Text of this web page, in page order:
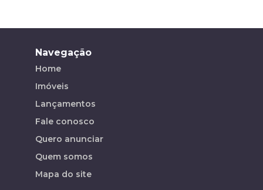
Navegação
Home
Imóveis
Lançamentos
Fale conosco
Quero anunciar
Quem somos
Mapa do site